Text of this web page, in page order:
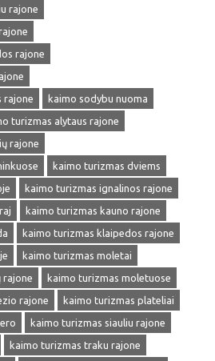
rajone
rajone
rajone
kaimo sodybu nuoma
turizmas alytaus rajone
rajone
kaimo turizmas dviems
kaimo turizmas ignalinos rajone
kaimo turizmas kauno rajone
kaimo turizmas klaipedos rajone
kaimo turizmas moletai
rajone
kaimo turizmas moletuose
rajone
kaimo turizmas plateliai
kaimo turizmas siauliu rajone
kaimo turizmas traku rajone